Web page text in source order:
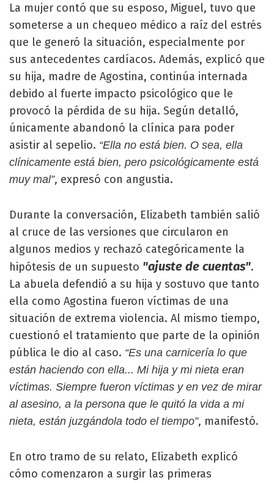
La mujer contó que su esposo, Miguel, tuvo que
someterse a un chequeo médico a raíz del estrés
que le generó la situación, especialmente por
sus antecedentes cardíacos. Además, explicó que
su hija, madre de Agostina, continúa internada
debido al fuerte impacto psicológico que le
provocó la pérdida de su hija. Según detalló,
únicamente abandonó la clínica para poder
asistir al sepelio. “Ella no está bien. O sea, ella
clínicamente está bien, pero psicológicamente está
muy mal”, expresó con angustia.
Durante la conversación, Elizabeth también salió
al cruce de las versiones que circularon en
algunos medios y rechazó categóricamente la
hipótesis de un supuesto "ajuste de cuentas".
La abuela defendió a su hija y sostuvo que tanto
ella como Agostina fueron víctimas de una
situación de extrema violencia. Al mismo tiempo,
cuestionó el tratamiento que parte de la opinión
pública le dio al caso. “Es una carnicería lo que
están haciendo con ella... Mi hija y mi nieta eran
víctimas. Siempre fueron víctimas y en vez de mirar
al asesino, a la persona que le quitó la vida a mi
nieta, están juzgándola todo el tiempo”, manifestó.
En otro tramo de su relato, Elizabeth explicó
cómo comenzaron a surgir las primeras